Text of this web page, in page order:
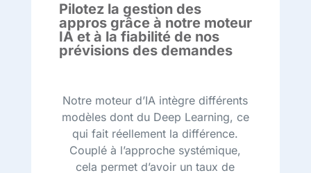
Pilotez la gestion des
appros grâce à notre moteur
IA et à la fiabilité de nos
prévisions des demandes
Notre moteur d’IA intègre différents
modèles dont du Deep Learning, ce
qui fait réellement la différence.
Couplé à l’approche systémique,
cela permet d’avoir un taux de